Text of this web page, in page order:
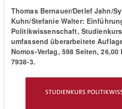
Thomas Bernauer/Detlef Jahn/
Kuhn/Stefanie Walter:
Politikwissenschaft,
umfassend überarbeitete
Nomos-Verlag, 598 Seiten, 26,00
7938-3.